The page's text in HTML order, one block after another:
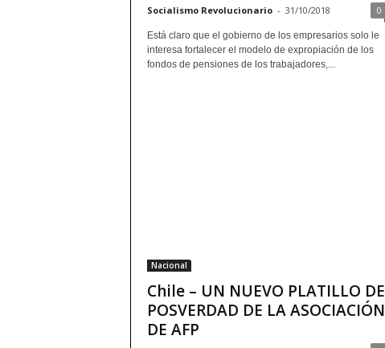
Socialismo Revolucionario - 31/10/2018 0
Está claro que el gobierno de los empresarios solo le
interesa fortalecer el modelo de expropiación de los
fondos de pensiones de los trabajadores,...
Nacional
Chile – UN NUEVO PLATILLO DE
POSVERDAD DE LA ASOCIACIÓN
DE AFP